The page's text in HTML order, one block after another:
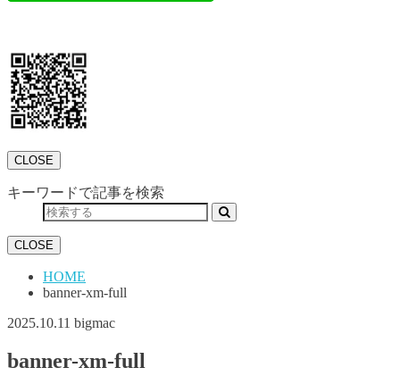
CLOSE
キーワードで記事を検索
CLOSE
HOME
banner-xm-full
2025.10.11 bigmac
banner-xm-full